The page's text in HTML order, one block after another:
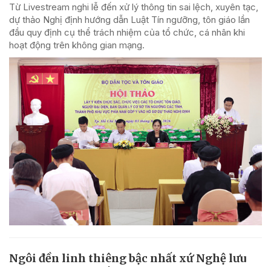
Từ Livestream nghi lễ đến xử lý thông tin sai lệch, xuyên tạc,
dự thảo Nghị định hướng dẫn Luật Tín ngưỡng, tôn giáo lần
đầu quy định cụ thể trách nhiệm của tổ chức, cá nhân khi
hoạt động trên không gian mạng.
Ngôi đền linh thiêng bậc nhất xứ Nghệ lưu